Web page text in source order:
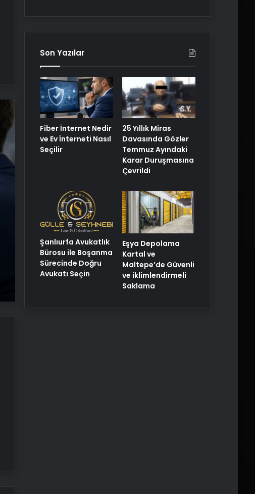
Son Yazılar
Fiber İnternet Nedir
ve Ev İnterneti Nasıl
Seçilir
25 Yıllık Miras
Davasında Gözler
Temmuz Ayındaki
Karar Duruşmasına
Çevrildi
Şanlıurfa Avukatlık
Bürosu ile Boşanma
Sürecinde Doğru
Avukatı Seçin
Eşya Depolama
Kartal ve
Maltepe’de Güvenli
ve iklimlendirmeli
Saklama